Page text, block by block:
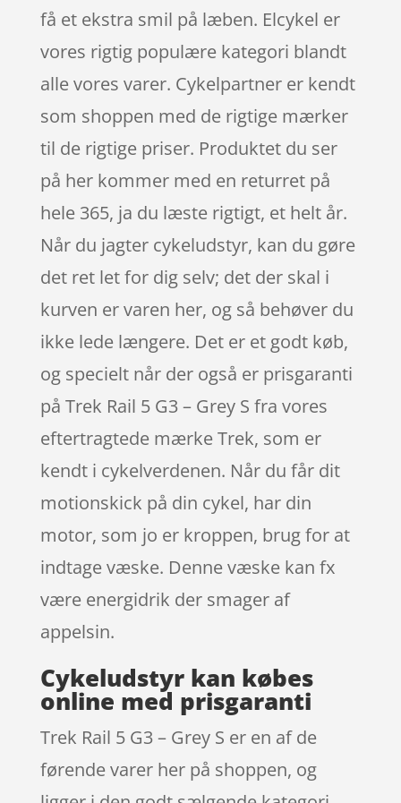
få et ekstra smil på læben. Elcykel er
vores rigtig populære kategori blandt
alle vores varer. Cykelpartner er kendt
som shoppen med de rigtige mærker
til de rigtige priser. Produktet du ser
på her kommer med en returret på
hele 365, ja du læste rigtigt, et helt år.
Når du jagter cykeludstyr, kan du gøre
det ret let for dig selv; det der skal i
kurven er varen her, og så behøver du
ikke lede længere. Det er et godt køb,
og specielt når der også er prisgaranti
på Trek Rail 5 G3 – Grey S fra vores
eftertragtede mærke Trek, som er
kendt i cykelverdenen. Når du får dit
motionskick på din cykel, har din
motor, som jo er kroppen, brug for at
indtage væske. Denne væske kan fx
være energidrik der smager af
appelsin.
Cykeludstyr kan købes
online med prisgaranti
Trek Rail 5 G3 – Grey S er en af de
førende varer her på shoppen, og